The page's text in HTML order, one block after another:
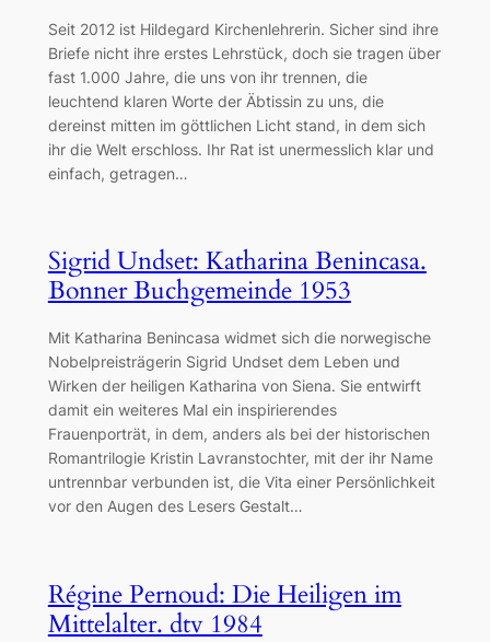
Seit 2012 ist Hildegard Kirchenlehrerin. Sicher sind ihre
Briefe nicht ihre erstes Lehrstück, doch sie tragen über
fast 1.000 Jahre, die uns von ihr trennen, die
leuchtend klaren Worte der Äbtissin zu uns, die
dereinst mitten im göttlichen Licht stand, in dem sich
ihr die Welt erschloss. Ihr Rat ist unermesslich klar und
einfach, getragen…
Sigrid Undset: Katharina Benincasa.
Bonner Buchgemeinde 1953
Mit Katharina Benincasa widmet sich die norwegische
Nobelpreisträgerin Sigrid Undset dem Leben und
Wirken der heiligen Katharina von Siena. Sie entwirft
damit ein weiteres Mal ein inspirierendes
Frauenporträt, in dem, anders als bei der historischen
Romantrilogie Kristin Lavranstochter, mit der ihr Name
untrennbar verbunden ist, die Vita einer Persönlichkeit
vor den Augen des Lesers Gestalt…
Régine Pernoud: Die Heiligen im
Mittelalter. dtv 1984